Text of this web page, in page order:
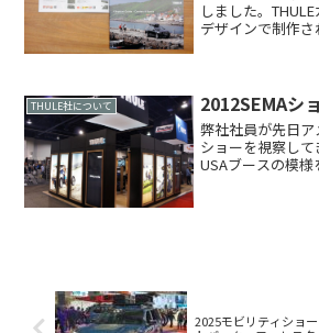
しました。
デザインで制作
THULE社について 2012SEMAシ
弊社社員が先日ア
ショーを視察して
USAブースの模
2025モビリティショ